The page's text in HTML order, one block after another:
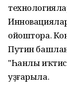
ойоштора.
Путин
"Һанлы
уҙғарыла.